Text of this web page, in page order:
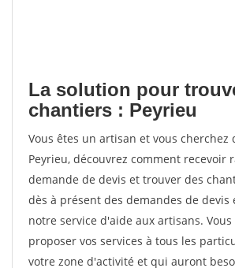
La solution pour
chantiers : Peyrieu
Vous êtes un artisan et vous cherchez
Peyrieu, découvrez comment recevoir
demande de devis et trouver des
dès à présent des demandes de devis
notre service d'aide aux artisans.
proposer vos services à tous les
votre zone d'activité et qui auront